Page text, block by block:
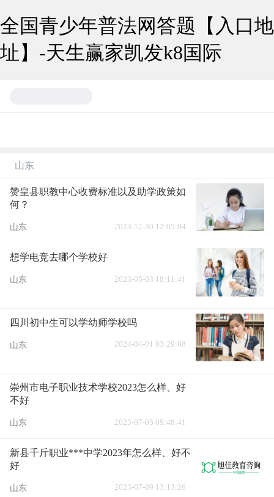
全国青少年普法网答题【入口地
址】-天生赢家凯发k8国际
山东
赞皇县职教中心收费标准以及助学政策如
何？
山东 2023-12-30 12:05:04
想学电竞去哪个学校好
山东 2023-05-03 18:11:41
四川初中生可以学幼师学校吗
山东 2024-04-01 03:29:08
崇州市电子职业技术学校2023怎么样、好
不好
山东 2023-07-05 09:48:41
新县千斤职业***中学2023年怎么样、好不
好
山东 2023-07-09 13:13:26